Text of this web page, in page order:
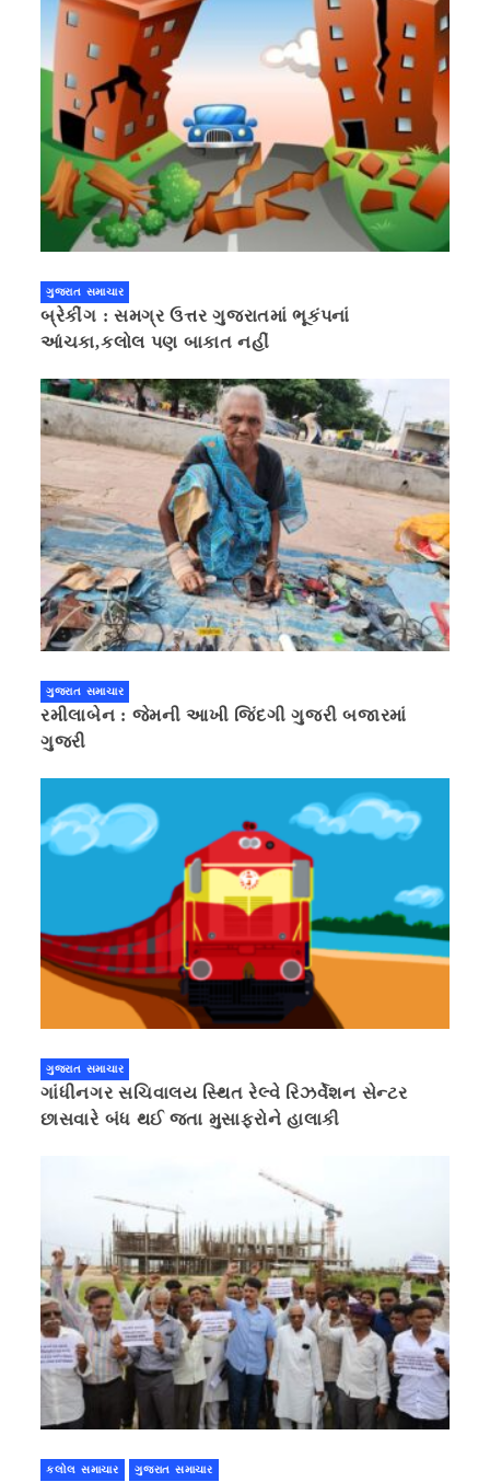
ગુજરાત સમાચાર
બ્રેકીંગ : સમગ્ર ઉત્તર ગુજરાતમાં ભૂકંપનાં
આંચકા,કલોલ પણ બાકાત નહીં
ગુજરાત સમાચાર
રમીલાબેન : જેમની આખી જિંદગી ગુજરી બજારમાં
ગુજરી
ગુજરાત સમાચાર
ગાંધીનગર સચિવાલય સ્થિત રેલ્વે રિઝર્વેશન સેન્ટર
છાસવારે બંધ થઈ જતા મુસાફરોને હાલાકી
કલોલ સમાચાર ગુજરાત સમાચાર